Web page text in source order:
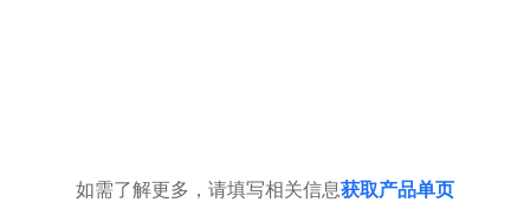
如需了解更多，请填写相关信息获取产品单页